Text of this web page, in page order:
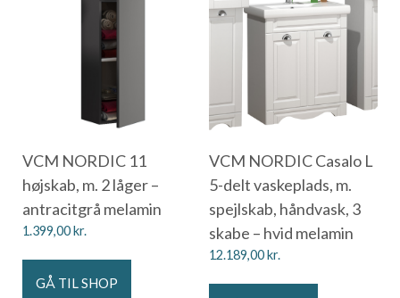
VCM NORDIC 11
højskab, m. 2 låger –
antracitgrå melamin
1.399,00kr.
GÅ TIL SHOP
VCM NORDIC Casalo L
5-delt vaskeplads, m.
spejlskab, håndvask, 3
skabe – hvid melamin
12.189,00kr.